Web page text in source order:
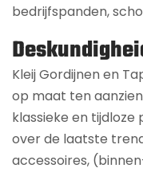
bedrijfspanden,
Kleij Gordijnen en
op maat ten
klassieke en
over de laatste
accessoires,